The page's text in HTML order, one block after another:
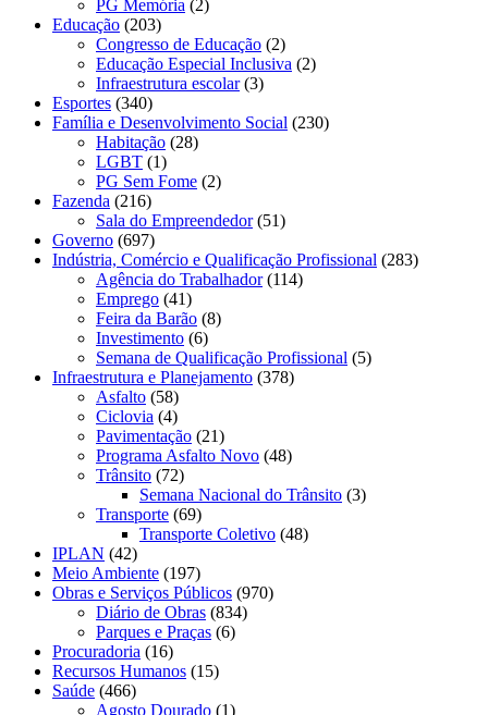
PG Memória (2)
Educação (203)
Congresso de Educação (2)
Educação Especial Inclusiva (2)
Infraestrutura escolar(3)
Esportes (340)
Família e Desenvolvimento Social (230)
Habitação (28)
LGBT (1)
PG Sem Fome (2)
Fazenda (216)
Sala do Empreendedor(51)
Governo (697)
Indústria, Comércio e Qualificação Profissional (283)
Agência do Trabalhador(114)
Emprego (41)
Feira da Barão (8)
Investimento (6)
Semana de Qualificação Profissional (5)
Infraestrutura e Planejamento (378)
Asfalto (58)
Ciclovia (4)
Pavimentação (21)
Programa Asfalto Novo (48)
Trânsito (72)
Semana Nacional do Trânsito (3)
Transporte (69)
Transporte Coletivo (48)
IPLAN (42)
Meio Ambiente (197)
Obras e Serviços Públicos (970)
Diário de Obras (834)
Parques e Praças (6)
Procuradoria (16)
Recursos Humanos (15)
Saúde (466)
Agosto Dourado (1)